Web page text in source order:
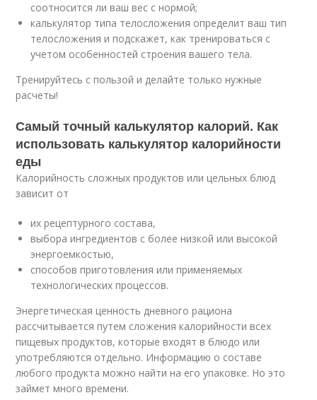
соотносится ли ваш вес с нормой;
калькулятор типа телосложения определит ваш тип
телосложения и подскажет, как тренироваться с
учетом особенностей строения вашего тела.
Тренируйтесь с пользой и делайте только нужные
расчеты!
Самый точный калькулятор калорий. Как
использовать калькулятор калорийности
еды
Калорийность сложных продуктов или цельных блюд
зависит от
их рецептурного состава,
выбора ингредиентов с более низкой или высокой
энергоемкостью,
способов приготовления или применяемых
технологических процессов.
Энергетическая ценность дневного рациона
рассчитывается путем сложения калорийности всех
пищевых продуктов, которые входят в блюдо или
употребляются отдельно. Информацию о составе
любого продукта можно найти на его упаковке. Но это
займет много времени.